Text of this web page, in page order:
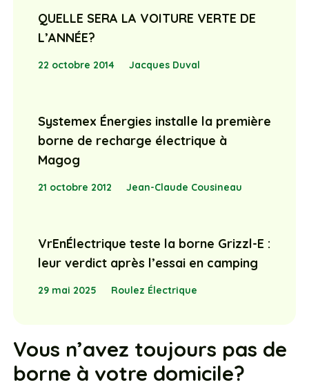
QUELLE SERA LA VOITURE VERTE DE
L’ANNÉE?
22 octobre 2014 Jacques Duval
Systemex Énergies installe la première
borne de recharge électrique à
Magog
21 octobre 2012 Jean-Claude Cousineau
VrEnÉlectrique teste la borne Grizzl-E :
leur verdict après l’essai en camping
29 mai 2025 Roulez Électrique
Vous n’avez toujours pas de
borne à votre domicile?